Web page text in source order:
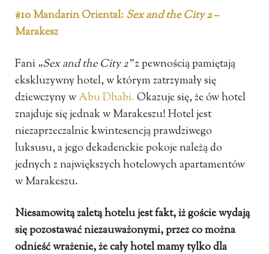
#10 Mandarin Oriental:Sex and the City 2–
Marakesz
Fani„Sex and the City 2”z pewnością pamiętają
ekskluzywny hotel, w którym zatrzymały się
dziewczyny wAbu Dhabi.Okazuje się, że ów hotel
znajduje się jednak w Marakeszu! Hotel jest
niezaprzeczalnie kwintesencją prawdziwego
luksusu, a jego dekadenckie pokoje należą do
jednych z największych hotelowych apartamentów
w Marakeszu.
Niesamowitą zaletą hotelu jest fakt, iż goście wydają
się pozostawać niezauważonymi, przez co można
odnieść wrażenie, że cały hotel mamy tylko dla